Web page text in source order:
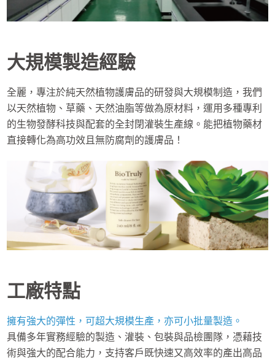
大規模製造經驗
全麗，專注於純天然植物護膚品的研發與大規模制造，我們
以天然植物、草藥、天然油脂等做為原材料，運用多種專利
的生物發酵科技與配套的全封閉灌裝生產線。能把植物藥材
直接轉化為高功效且無防腐劑的護膚品！
工廠特點
擁有強大的彈性，可超大規模生產，亦可小批量製造。
具備多年實務經驗的製造、灌裝、包裝與品檢團隊，憑藉技
術與強大的配合能力，支持客戶既快速又高效率的產出高品